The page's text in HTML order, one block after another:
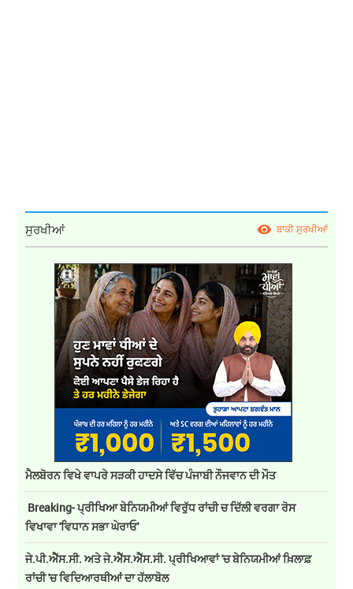
ਸੁਰਖੀਆਂ ਬਾਕੀ ਸੁਰਖੀਆਂ
ਮੈਲਬੋਰਨ ਵਿਖੇ ਵਾਪਰੇ ਸੜਕੀ ਹਾਦਸੇ ਵਿੱਚ ਪੰਜਾਬੀ ਨੌਜਵਾਨ ਦੀ ਮੌਤ
Breaking- ਪ੍ਰੀਖਿਆ ਬੇਨਿਯਮੀਆਂ ਵਿਰੁੱਧ ਰਾਂਚੀ ਚ ਦਿੱਲੀ ਵਰਗਾ ਰੋਸ
ਵਿਖਾਵਾ 'ਵਿਧਾਨ ਸਭਾ ਘੇਰਾਓ'
ਜੇ.ਪੀ.ਐੱਸ.ਸੀ. ਅਤੇ ਜੇ.ਐੱਸ.ਐੱਸ.ਸੀ. ਪ੍ਰੀਖਿਆਵਾਂ 'ਚ ਬੇਨਿਯਮੀਆਂ ਖ਼ਿਲਾਫ਼
ਰਾਂਚੀ 'ਚ ਵਿਦਿਆਰਥੀਆਂ ਦਾ ਹੱਲਾਬੋਲ